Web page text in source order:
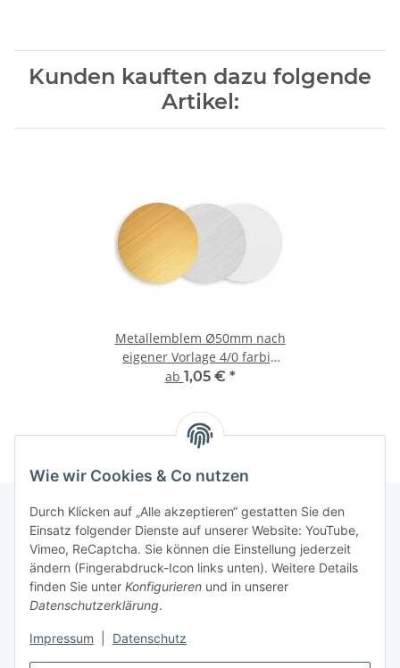
Wie wir Cookies & Co nutzen
Durch Klicken auf „Alle akzeptieren“ gestatten Sie den
Einsatz folgender Dienste auf unserer Website: YouTube,
Vimeo, ReCaptcha. Sie können die Einstellung jederzeit
ändern (Fingerabdruck-Icon links unten). Weitere Details
finden Sie unter Konfigurieren und in unserer
Datenschutzerklärung.
Impressum Datenschutz
Kunden kauften dazu folgende
Artikel:
Metallemblem Ø50mm nach
eigener Vorlage 4/0 farbig
geätzt
ab 1,05 € *
Informationen
Gesetzliche Informationen